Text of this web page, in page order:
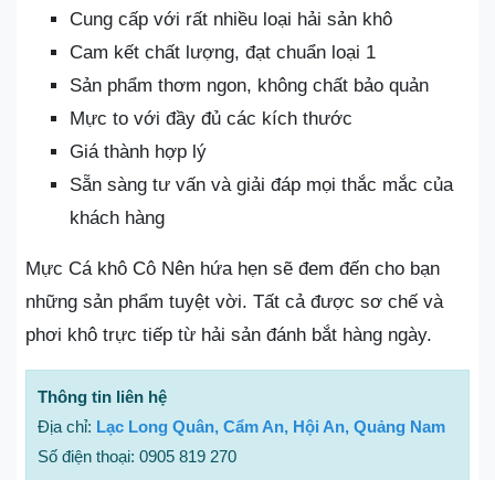
Cung cấp với rất nhiều loại hải sản khô
Cam kết chất lượng, đạt chuẩn loại 1
Sản phẩm thơm ngon, không chất bảo quản
Mực to với đầy đủ các kích thước
Giá thành hợp lý
Sẵn sàng tư vấn và giải đáp mọi thắc mắc của
khách hàng
Mực Cá khô Cô Nên hứa hẹn sẽ đem đến cho bạn
những sản phẩm tuyệt vời. Tất cả được sơ chế và
phơi khô trực tiếp từ hải sản đánh bắt hàng ngày.
Thông tin liên hệ
Địa chỉ: Lạc Long Quân, Cẩm An, Hội An, Quảng Nam
Số điện thoại: 0905 819 270